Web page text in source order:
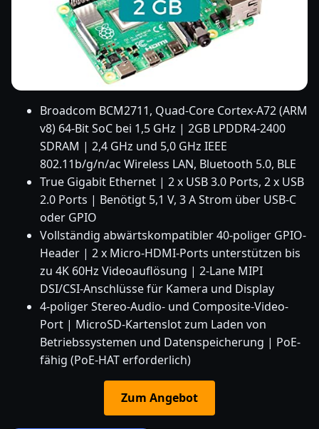
Broadcom BCM2711, Quad-Core Cortex-A72 (ARM
v8) 64-Bit SoC bei 1,5 GHz | 2GB LPDDR4-2400
SDRAM | 2,4 GHz und 5,0 GHz IEEE
802.11b/g/n/ac Wireless LAN, Bluetooth 5.0, BLE
True Gigabit Ethernet | 2 x USB 3.0 Ports, 2 x USB
2.0 Ports | Benötigt 5,1 V, 3 A Strom über USB-C
oder GPIO
Vollständig abwärtskompatibler 40-poliger GPIO-
Header | 2 x Micro-HDMI-Ports unterstützen bis
zu 4K 60Hz Videoauflösung | 2-Lane MIPI
DSI/CSI-Anschlüsse für Kamera und Display
4-poliger Stereo-Audio- und Composite-Video-
Port | MicroSD-Kartenslot zum Laden von
Betriebssystemen und Datenspeicherung | PoE-
fähig (PoE-HAT erforderlich)
Zum Angebot